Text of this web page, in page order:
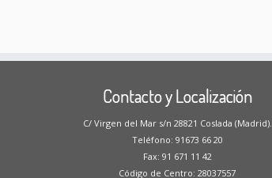
Contacto y Localización
C/ Virgen del Mar s/n 28821 Coslada (Madrid).
Teléfono: 91673 66 20
Fax: 91 671 11 42
Código de Centro: 28037557